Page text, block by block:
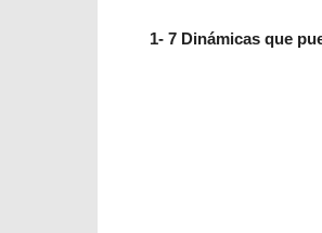
1- 7 Dinámicas que